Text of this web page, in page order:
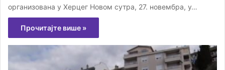
организована у Херцег Новом сутра, 27. новембра, у…
Прочитајте више »